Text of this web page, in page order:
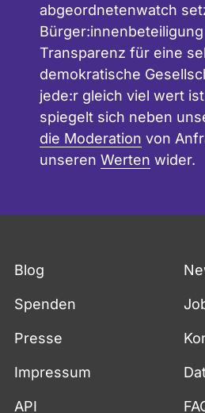
abgeordnetenwatch
Transparenz für eine
demokratische
jede:r gleich viel wert
spiegelt sich neben
die Moderation von
unseren Werten wider.
Blog
Spenden
Presse
Impressum
API